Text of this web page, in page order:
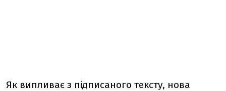
Як випливає з підписаного тексту, нова